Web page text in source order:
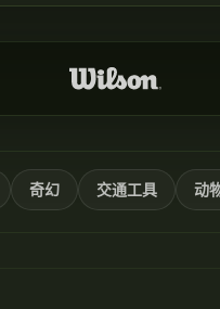
奇幻 交通工具 动